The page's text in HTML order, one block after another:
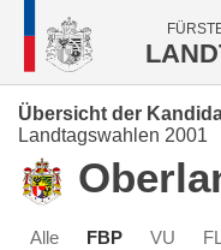
Übersicht der
Landtagswahlen 2001
Alle FBP VU FL